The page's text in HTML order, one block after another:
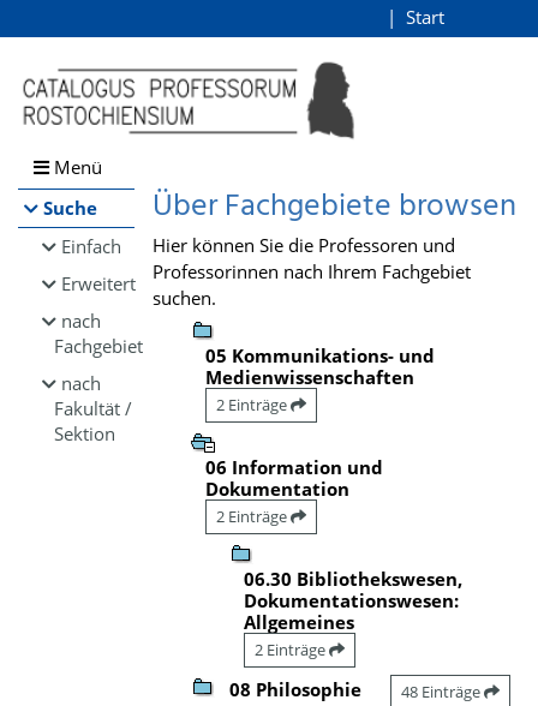
Browsen
direkt zum Inhalt
Start
Menü
Suche
Einfach
Erweitert
nach
Fachgebiet
nach
Fakultät /
Sektion
Über Fachgebiete browsen
Hier können Sie die Professoren und
Professorinnen nach Ihrem Fachgebiet
suchen.
05 Kommunikations- und
Medienwissenschaften
2 Einträge
06 Information und
Dokumentation
2 Einträge
06.30 Bibliothekswesen,
Dokumentationswesen:
Allgemeines
2 Einträge
08 Philosophie 48 Einträge